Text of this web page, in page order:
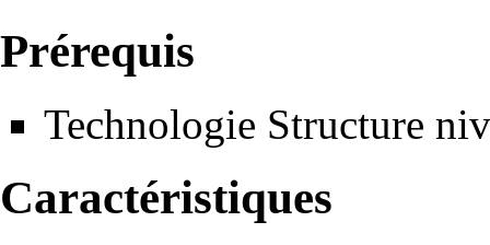
Prérequis
Technologie Structure
Caractéristiques